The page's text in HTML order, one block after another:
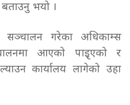
भयो ।
सञ्चालन गरेका अधिकाम्स
आएको पाइृएको र
कार्यालय लागेको उहा